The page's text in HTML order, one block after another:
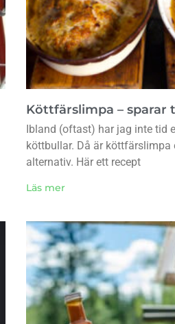
Köttfärslimpa – sparar
Ibland (oftast) har jag inte tid
köttbullar. Då är köttfärslimpa
alternativ. Här ett recept
Läs mer